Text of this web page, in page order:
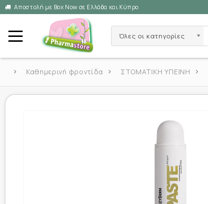
Αποστολή με Box Now σε Ελλάδα και Κύπρο
Όλες οι κατηγορίες
Καθημερινή φροντίδα ΣΤΟΜΑΤΙΚΗ ΥΓΙΕΙΝΗ